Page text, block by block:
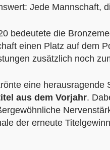
Jede Mannschaft,
bedeutete die
einen Platz auf dem
zusätzlich noch
eine
aus dem Vorjahr.
der erneute